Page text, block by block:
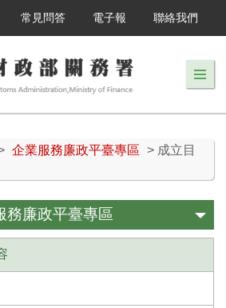
常見問答 電子報 聯絡我們
企業服務廉政平臺專區 > 成立目
務廉政平臺專區